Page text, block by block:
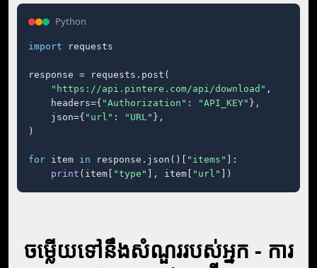
Python
import requests
response = requests.post(
"https://api.pintere.com/api/download" ,
    headers={
"Authorization" : "API_KEY" },
    json={
"url" : "URL" },
)
for item in response.json()[ "items"
]:
print (item[ "type" ], item[ "url" ])
ចម្លើយទៅនឹងសំណួររបស់អ្នក - ការ